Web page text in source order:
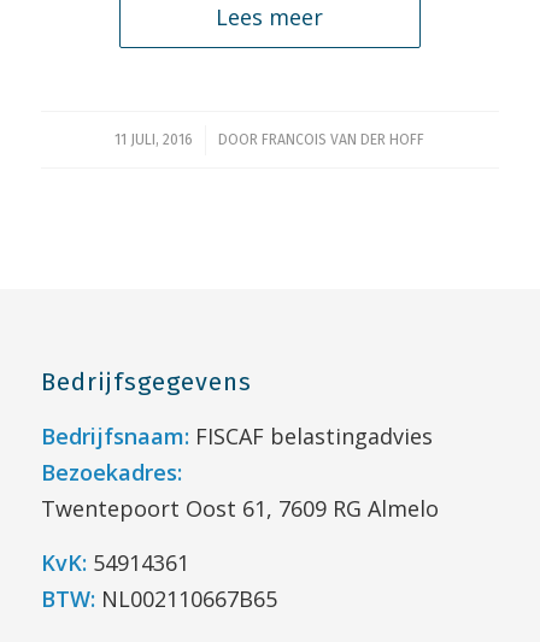
Lees meer
11 JULI, 2016
/ DOOR FRANCOIS VAN DER HOFF
Bedrijfsgegevens
Bedrijfsnaam: FISCAF belastingadvies
Bezoekadres:
Twentepoort Oost 61, 7609 RG Almelo
KvK: 54914361
BTW: NL002110667B65